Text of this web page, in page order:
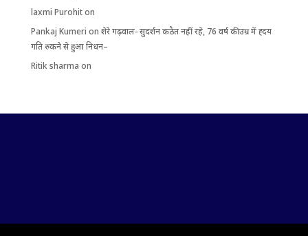
laxmi Purohiton
Pankaj Kumeri on शेरे गढ़वाल- सुदर्शन कठैत नहीं रहे, 76 वर्ष की उम्र में ह्दय
गति रुकने से हुआ निधन–
Ritik sharma on